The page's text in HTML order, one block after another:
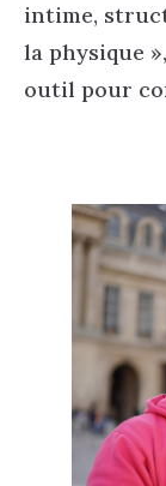
intime,
la physique
outil pour